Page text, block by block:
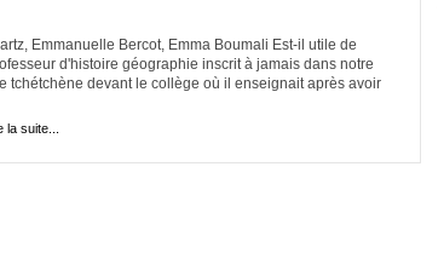
Emmanuelle Bercot, Emma Boumali Est-il utile de
d'histoire géographie inscrit à jamais dans notre
tchétchène devant le collège où il enseignait après avoir
la suite...